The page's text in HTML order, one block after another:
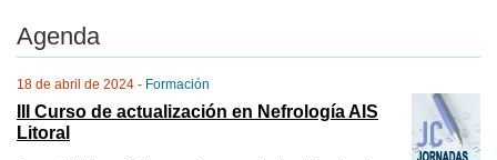
Agenda
18 de abril de 2024 - Formación
III Curso de actualización en Nefrología AIS
Litoral